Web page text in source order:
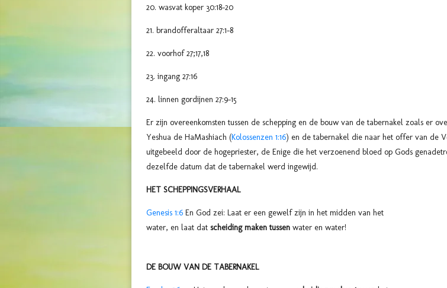
20. wasvat koper 30:18-20
21. brandofferaltaar 27:1-8
22. voorhof 27;17,18
23. ingang 27:16
24. linnen gordijnen 27:9-15
Er zijn overeenkomsten tussen de schepping en de bouw van de tabernakel zoals er
Yeshua de HaMashiach (Kolossenzen 1:16) en de tabernakel die naar het offer van de
uitgebeeld door de hogepriester, de Enige die het verzoenend bloed op Gods
dezelfde datum dat de tabernakel werd ingewijd.
HET SCHEPPINGSVERHAAL
Genesis 1:6 En God zei: Laat er een gewelf zijn in het midden van het
water, en laat dat scheiding maken tussen water en water!
DE BOUW VAN DE TABERNAKEL